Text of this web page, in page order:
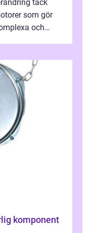
tack
som gör
och
komponent